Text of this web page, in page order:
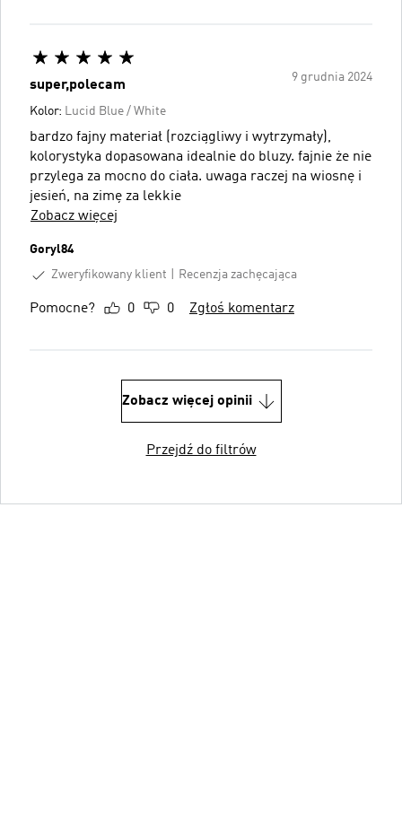
9 grudnia 2024
super,polecam
Kolor: Lucid Blue / White
bardzo fajny materiał (rozciągliwy i wytrzymały),
kolorystyka dopasowana idealnie do bluzy. fajnie że nie
przylega za mocno do ciała. uwaga raczej na wiosnę i
jesień, na zimę za lekkie
Zobacz więcej
Goryl84
Zweryfikowany klient
Recenzja zachęcająca
Pomocne? 0 0 Zgłoś komentarz
Zobacz więcej opinii
Przejdź do filtrów